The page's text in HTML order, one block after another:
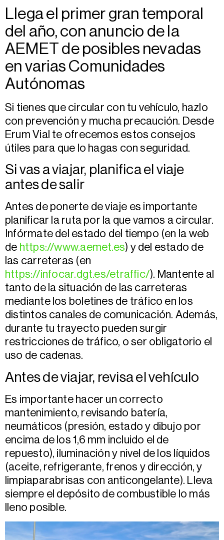
Llega el primer gran temporal
del año, con anuncio de la
AEMET de posibles nevadas
en varias Comunidades
Autónomas
Si tienes que circular con tu vehículo, hazlo
con prevención y mucha precaución. Desde
Erum Vial te ofrecemos estos consejos
útiles para que lo hagas con seguridad.
Si vas a viajar, planifica el viaje
antes de salir
Antes de ponerte de viaje es importante
planificar la ruta por la que vamos a circular.
Infórmate del estado del tiempo (en la web
de https://www.aemet.es) y del estado de
las carreteras (en
https://infocar.dgt.es/etraffic/). Mantente al
tanto de la situación de las carreteras
mediante los boletines de tráfico en los
distintos canales de comunicación. Además,
durante tu trayecto pueden surgir
restricciones de tráfico, o ser obligatorio el
uso de cadenas.
Antes de viajar, revisa el vehículo
Es importante hacer un correcto
mantenimiento, revisando batería,
neumáticos (presión, estado y dibujo por
encima de los 1,6 mm incluido el de
repuesto), iluminación y nivel de los líquidos
(aceite, refrigerante, frenos y dirección, y
limpiaparabrisas con anticongelante). Lleva
siempre el depósito de combustible lo más
lleno posible.